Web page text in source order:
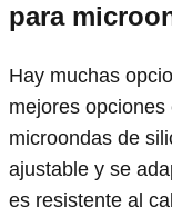
para
Hay muchas
mejores
microondas de
ajustable y se
es resistente al